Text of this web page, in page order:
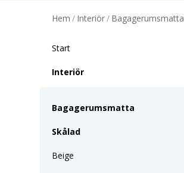
Hem / Interiör/ Bagagerumsmatta
Start
Interiör
Bagagerumsmatta
Skålad
Beige